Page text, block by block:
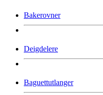
Bakerovner
Deigdelere
Baguettutlanger